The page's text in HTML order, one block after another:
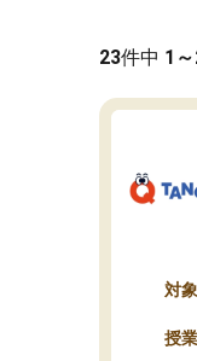
23件中 1
対
授